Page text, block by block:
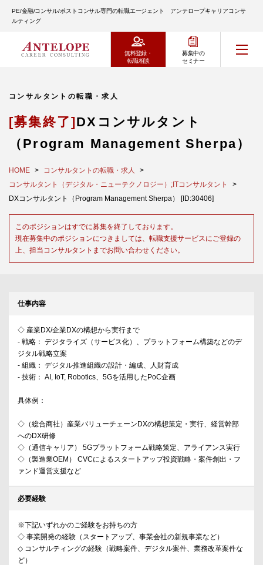
PE/金融/コンサル/ポストコンサル専門の転職エージェント アンテロープキャリアコンサ
ルティング
無料登録・
転職相談
募集中の
セミナー
コンサルタントの転職・求人
[募集終了]DXコンサルタント
（Program Management Sherpa）
HOME
コンサルタントの転職・求人
コンサルタント（デジタル・ニューテクノロジー）;ITコンサルタント
DXコンサルタント（Program Management Sherpa） [ID:30406]
このポジションはすでに募集を終了しております。
現在募集中のポジションにつきましては、転職支援サービスにご登録の
上、担当コンサルタントまでお問い合わせください。
仕事内容
◇ 産業DX/企業DXの構想から実行まで
- 戦略： デジタライズ（サービス化）、プラットフォーム構築などのデ
ジタル戦略立案
- 組織： デジタル推進組織の設計・編成、人財育成
- 技術： AI, IoT, Robotics、5Gを活用したPoC企画
具体例：
◇（総合商社）産業バリューチェーンDXの構想策定・実行、経営幹部
へのDX研修
◇（通信キャリア） 5Gプラットフォーム戦略策定、アライアンス実行
◇（製造業OEM） CVCによるスタートアップ投資戦略・案件創出・フ
ァンド運営支援など
必要経験
※下記いずれかのご経験をお持ちの方
◇ 事業開発の経験（スタートアップ、事業会社の新規事業など）
◇ コンサルティングの経験（戦略案件、デジタル案件、業務改革案件な
ど）